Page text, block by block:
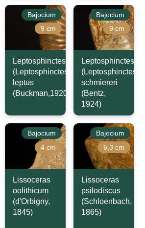
Bajocium
9 cm
Leptosphinctes
(Leptosphinctes)
leptus
(Buckman,1920)
Bajocium
9 cm
Leptosphinctes
(Leptosphinctes)
schmiereri
(Bentz,
1924)
Bajocium
4 cm
Lissoceras
oolithicum
(d'Orbigny,
1845)
Bajocium
6,3 cm
Lissoceras
psilodiscus
(Schloenbach,
1865)